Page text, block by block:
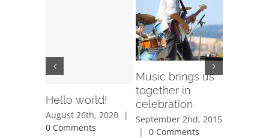
Hello world!
August 26th, 2020
|
0 Comments
Music brings us
together in
celebration
September 2nd, 2015
|
0 Comments